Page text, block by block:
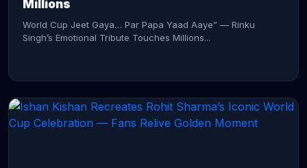
Millions
World Cup Jeet Gaya… Par Papa Yaad Aaye” — Rinku
Singh’s Emotional Tribute Touches Millions...